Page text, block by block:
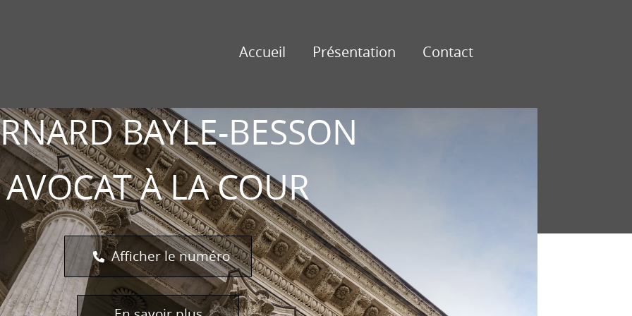
Accueil Présentation Contact
BAYLE-BESSON
AVOCAT À LA COUR
Afficher le numéro